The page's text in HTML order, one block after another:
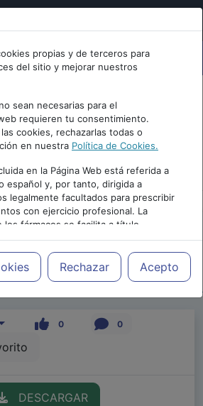
propias y de terceros para
del sitio y mejorar nuestros
sean necesarias para el
requieren tu consentimiento.
cookies, rechazarlas todas o
en nuestra Política de Cookies.
en la Página Web está referida a
español y, por tanto, dirigida a
legalmente facultados para prescribir
con ejercicio profesional. La
los fármacos se facilita a título
siendo responsabilidad de los
prescribir medicamentos y decidir, en
tratamiento más adecuado a las
Rechazar Acepto
|Blogs| Blog de
0 0
DESCARGAR